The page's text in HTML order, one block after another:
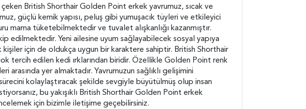
British Shorthair Golden Point erkek yavrumuz, sıcak ve
güçlü kemik yapısı, peluş gibi yumuşacık tüyleri ve etkileyici
mama tüketebilmektedir ve tuvalet alışkanlığı kazanmıştır.
edilmektedir. Yeni ailesine uyum sağlayabilecek sosyal yapıya
için de oldukça uygun bir karaktere sahiptir. British Shorthair
tercih edilen kedi ırklarından biridir. Özellikle Golden Point renk
arasında yer almaktadır. Yavrumuzun sağlıklı gelişimini
kolaylaştıracak şekilde sevgiyle büyütülmüş olup insan
bu yakışıklı British Shorthair Golden Point erkek
için bizimle iletişime geçebilirsiniz.